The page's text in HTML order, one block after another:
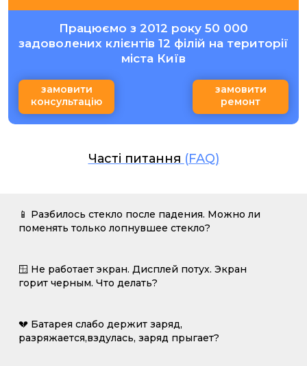
Працюємо з 2012 року 50 000
задоволених клієнтів 12 філій на території
міста Київ
замовити
консультацію
замовити
ремонт
Часті питання (FAQ)
📱 Разбилось стекло после падения. Можно ли
поменять только лопнувшее стекло?
🪟 Не работает экран. Дисплей потух. Экран
горит черным. Что делать?
💔 Батарея слабо держит заряд,
разряжается,вздулась, заряд прыгает?